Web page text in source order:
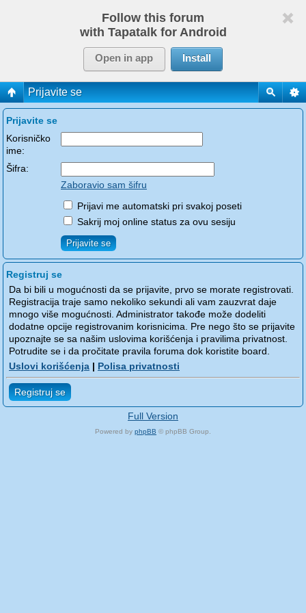
Follow this forum
with Tapatalk for Android
Open in app Install
Prijavite se
Prijavite se
Korisničko
ime:
Šifra:
Zaboravio sam šifru
Prijavi me automatski pri svakoj poseti
Sakrij moj online status za ovu sesiju
Registruj se
Da bi bili u mogućnosti da se prijavite, prvo se morate registrovati.
Registracija traje samo nekoliko sekundi ali vam zauzvrat daje
mnogo više mogućnosti. Administrator takođe može dodeliti
dodatne opcije registrovanim korisnicima. Pre nego što se prijavite
upoznajte se sa našim uslovima korišćenja i pravilima privatnost.
Potrudite se i da pročitate pravila foruma dok koristite board.
Uslovi korišćenja | Polisa privatnosti
Registruj se
Full Version
Powered by phpBB © phpBB Group.